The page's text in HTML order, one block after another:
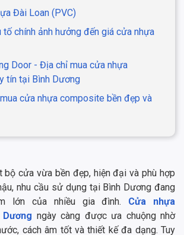
Đài Loan (PVC)
tố chính ảnh hưởng đến giá cửa nhựa
Door - Địa chỉ mua cửa nhựa
tín tại Bình Dương
cửa nhựa composite bền đẹp và
bộ cửa vừa bền đẹp, hiện đại và phù hợp
nhu cầu sử dụng tại Bình Dương đang
lớn của nhiều gia đình. Cửa nhựa
ngày càng được ưa chuộng nhờ
cách âm tốt và thiết kế đa dạng. Tuy